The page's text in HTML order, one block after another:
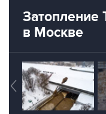
Затопление
в Москве